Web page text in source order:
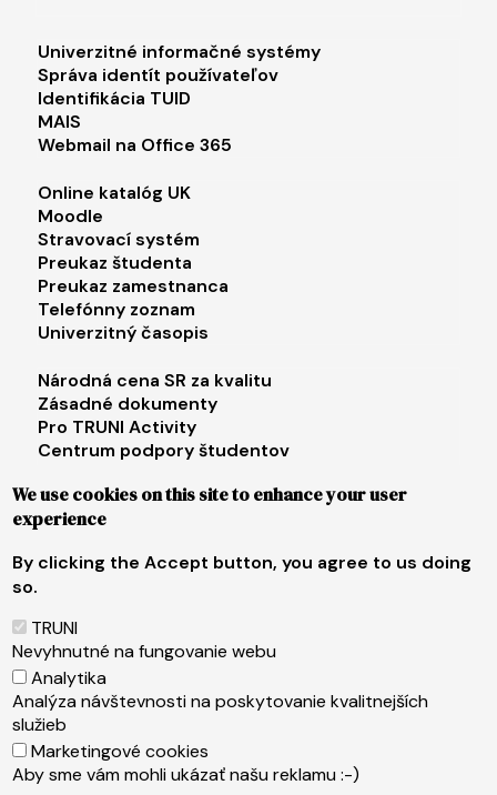
Footer menu 1
Univerzitné informačné systémy
Správa identít používateľov
Identifikácia TUID
MAIS
Webmail na Office 365
Footer menu 2
Online katalóg UK
Moodle
Stravovací systém
Preukaz študenta
Preukaz zamestnanca
Telefónny zoznam
Univerzitný časopis
Footer menu 3
Národná cena SR za kvalitu
Zásadné dokumenty
Pro TRUNI Activity
Centrum podpory študentov
Footer menu 4
E-shop
Instagram
Youtube
Spotify
TikTok
Päta
Web content administrator
Technical operator
We use cookies on this site to enhance your user
experience
By clicking the Accept button, you agree to us doing
so.
TRUNI
Nevyhnutné na fungovanie webu
Analytika
Analýza návštevnosti na poskytovanie kvalitnejších
služieb
Marketingové cookies
Aby sme vám mohli ukázať našu reklamu :-)